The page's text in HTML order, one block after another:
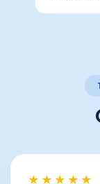
★★★★★